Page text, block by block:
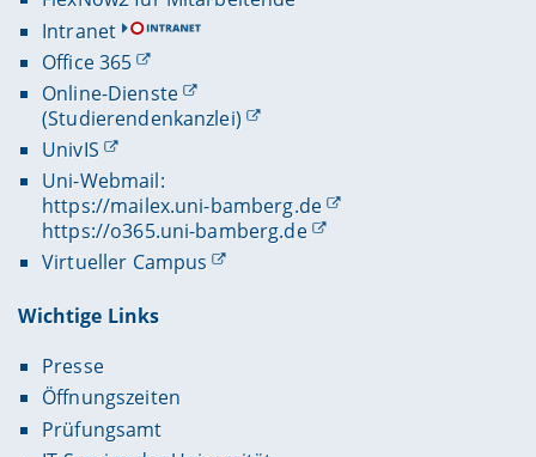
Intranet
Office 365
Online-Dienste
(Studierendenkanzlei)
UnivIS
Uni-Webmail:
https://mailex.uni-bamberg.de
https://o365.uni-bamberg.de
Virtueller Campus
Wichtige Links
Presse
Öffnungszeiten
Prüfungsamt